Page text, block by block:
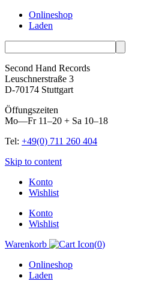
Onlineshop
Laden
Second Hand Records
Leuschnerstraße 3
D-70174 Stuttgart
Öffungszeiten
Mo—Fr 11–20 + Sa 10–18
Tel: +49(0) 711 260 404
Skip to content
Konto
Wishlist
Konto
Wishlist
Warenkorb
(0)
Onlineshop
Laden